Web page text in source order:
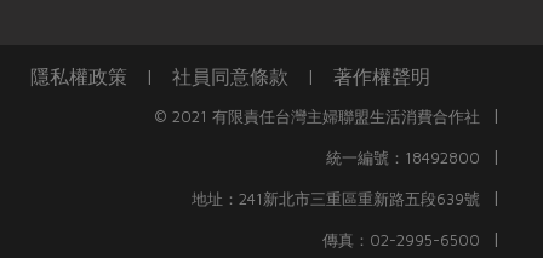
隱私權政策 | 社員同意條款 | 著作權聲明
© 2021 有限責任台灣主婦聯盟生活消費合作社 |
統一編號：18492800 |
地址：241新北市三重區重新路五段639號 |
傳真：02-2995-6500 |